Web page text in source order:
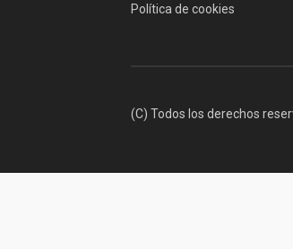
Política de cookies
(C) Todos los derechos